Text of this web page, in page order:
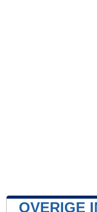
OVERIGE